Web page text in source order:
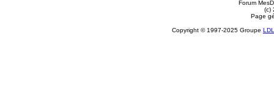
Forum
(c)
Page
Copyright © 1997-2025 Groupe